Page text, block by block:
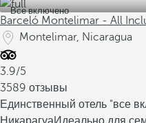
Все включено
Barceló Montelimar - All
Montelimar, Nicaragua
3.9/5
3589 отзывы
Единственный отель "все